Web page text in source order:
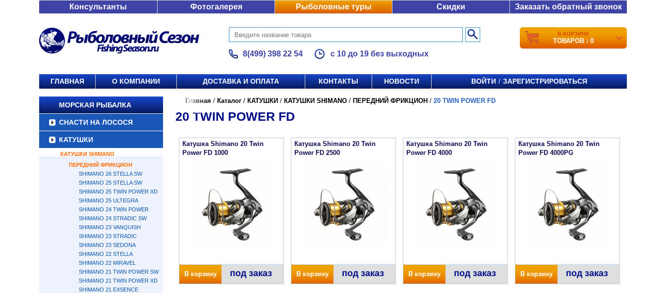
Консультанты Фотогалерея Рыболовные туры Скидки Заказать обратный звонок
8(499) 398 22 54 с 10 до 19 без выходных
В КОРЗИНЕ
ТОВАРОВ : 0
ГЛАВНАЯ О КОМПАНИИ ДОСТАВКА И ОПЛАТА КОНТАКТЫ НОВОСТИ ВОЙТИ / ЗАРЕГИСТРИРОВАТЬСЯ
МОРСКАЯ РЫБАЛКА
СНАСТИ НА ЛОСОСЯ
КАТУШКИ
КАТУШКИ SHIMANO
ПЕРЕДНИЙ ФРИКЦИОН
SHIMANO 26 STELLA SW
SHIMANO 25 STELLA SW
SHIMANO 25 TWIN POWER XD
SHIMANO 25 ULTEGRA
SHIMANO 24 TWIN POWER
SHIMANO 24 STRADIC SW
SHIMANO 23 VANQUISH
SHIMANO 23 STRADIC
SHIMANO 23 SEDONA
SHIMANO 22 STELLA
SHIMANO 22 MIRAVEL
SHIMANO 21 TWIN POWER SW
SHIMANO 21 TWIN POWER XD
SHIMANO 21 EXSENCE
Главная / Каталог / КАТУШКИ / КАТУШКИ SHIMANO / ПЕРЕДНИЙ ФРИКЦИОН / 20 TWIN POWER FD
20 TWIN POWER FD
Катушка Shimano 20 Twin
Power FD 1000
В корзину под заказ
Катушка Shimano 20 Twin
Power FD 2500
В корзину под заказ
Катушка Shimano 20 Twin
Power FD 4000
В корзину под заказ
Катушка Shimano 20 Twin
Power FD 4000PG
В корзину под заказ